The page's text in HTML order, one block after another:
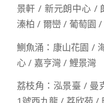
景軒 / 新元朗中心 /
溱柏 / 爾巒 / 葡萄園
鰂魚涌：康山花園 /
心 / 嘉亨灣 / 鯉景灣
荔枝角：泓景臺 /